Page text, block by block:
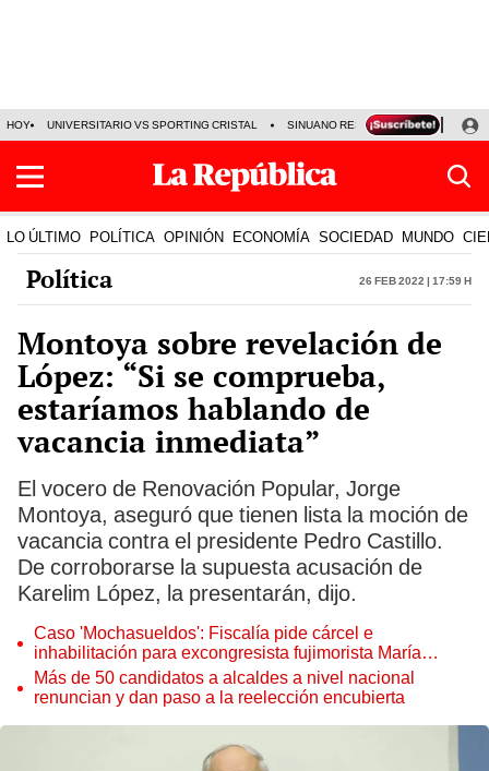
HOY UNIVERSITARIO VS SPORTING CRISTAL SINUANO RESULTADOS HOY
LO ÚLTIMO POLÍTICA OPINIÓN ECONOMÍA SOCIEDAD MUNDO
Política 26 Feb 2022 | 17:59 h
Montoya sobre revelación de
López: “Si se comprueba,
estaríamos hablando de
vacancia inmediata”
El vocero de Renovación Popular, Jorge
Montoya, aseguró que tienen lista la moción de
vacancia contra el presidente Pedro Castillo.
De corroborarse la supuesta acusación de
Karelim López, la presentarán, dijo.
Caso 'Mochasueldos': Fiscalía pide cárcel e
inhabilitación para excongresista fujimorista María
Cordero Jon Tay
Más de 50 candidatos a alcaldes a nivel nacional
renuncian y dan paso a la reelección encubierta